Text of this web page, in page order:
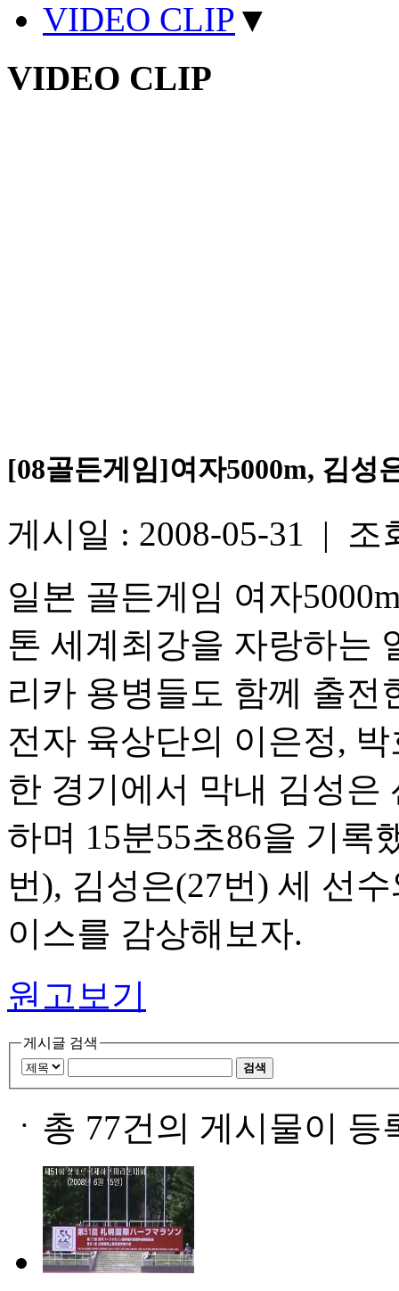
VIDEO CLIP ▼
VIDEO CLIP
[08골든게임]여자5000m, 김성
게시일 : 2008-05-31 | 조
일본 골든게임 여자
톤 세계최강을 자랑하는
리카 용병들도 함께 출전
전자 육상단의 이은정,
한 경기에서 막내 김성은
하며 15분55초86을 기록
번), 김성은(27번) 세 선
이스를 감상해보자.
원고보기
게시글 검색
검색
ㆍ 총 77건의 게시물이 등